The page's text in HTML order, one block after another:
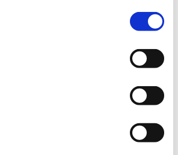
med sig
– ”blev hånad”